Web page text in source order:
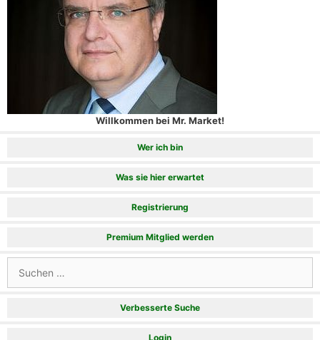
Willkommen bei Mr. Market!
Wer ich bin
Was sie hier erwartet
Registrierung
Premium Mitglied werden
nach:
Verbesserte Suche
Login